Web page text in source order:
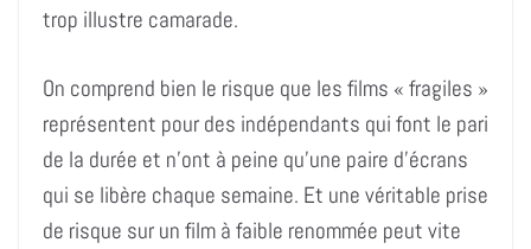
trop illustre camarade.
On comprend bien le risque que les films « fragiles »
représentent pour des indépendants qui font le pari
de la durée et n’ont à peine qu’une paire d’écrans
qui se libère chaque semaine. Et une véritable prise
de risque sur un film à faible renommée peut vite